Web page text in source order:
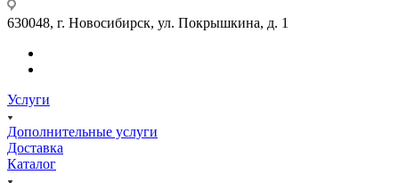
630048, г. Новосибирск, ул. Покрышкина, д. 1
Услуги
Дополнительные услуги
Доставка
Каталог